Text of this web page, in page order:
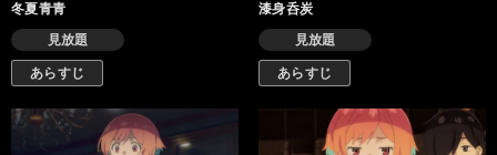
冬夏青青
見放題
あらすじ
漆身呑炭
見放題
あらすじ